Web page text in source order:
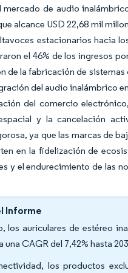
de audio
alcance USD 22,68 mil
estacionarios hacia
el 46% de los ingresos
de la fabricación de
del audio inalámbrico
del comercio
y la cancelación
ya que las marcas de
en la fidelización de
y el endurecimiento de las
Informe
los auriculares de estéreo
CAGR del 7,42% hasta
los productos